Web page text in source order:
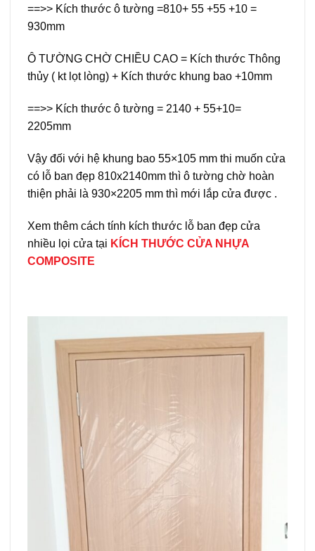
==>> Kích thước ô tường =810+ 55 +55 +10 =
930mm
Ô TƯỜNG CHỜ CHIỀU CAO = Kích thước Thông
thủy ( kt lọt lòng) + Kích thước khung bao +10mm
==>> Kích thước ô tường = 2140 + 55+10=
2205mm
Vậy đối với hệ khung bao 55×105 mm thi muốn cửa
có lỗ ban đẹp 810x2140mm thì ô tường chờ hoàn
thiện phải là 930×2205 mm thì mới lắp cửa được .
Xem thêm cách tính kích thước lỗ ban đẹp cửa
nhiều lọi cửa tại KÍCH THƯỚC CỬA NHỰA
COMPOSITE